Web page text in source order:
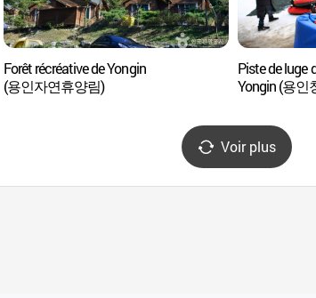
Forêt récréative de Yongin
(용인자연휴양림)
Piste de luge
Yongin (용
Voir plus